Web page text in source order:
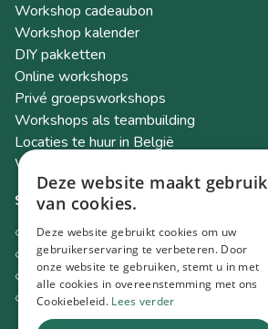
Workshop cadeaubon
Workshop kalender
DIY pakketten
Online workshops
Privé groepsworkshops
Workshops als teambuilding
Locaties te huur in België
Workshop Academy
Socials
Instagram
Facebook
TikTok
LinkedIn
Deze website maakt gebruik
van cookies.
Deze website gebruikt cookies om uw
gebruikerservaring te verbeteren. Door
onze website te gebruiken, stemt u in met
alle cookies in overeenstemming met ons
Cookiebeleid. Lees verder